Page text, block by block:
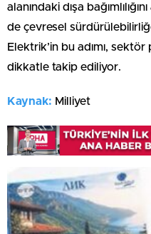
alanındaki dışa
de çevresel
Elektrik’in bu adımı,
dikkatle takip ediliyor.
Kaynak: Milliyet